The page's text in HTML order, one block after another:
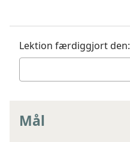
Lektion færdiggjort den:
Mål